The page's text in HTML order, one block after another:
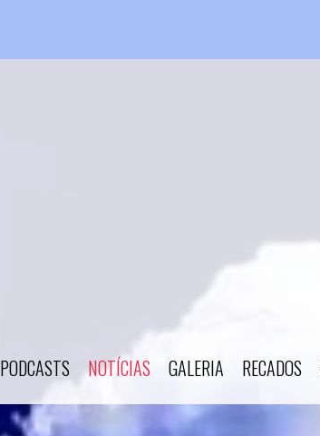
PODCASTS NOTÍCIAS GALERIA RECADOS